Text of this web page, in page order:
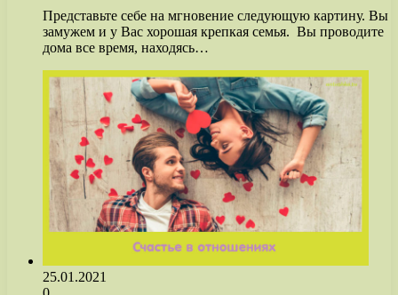
Представьте себе на мгновение следующую картину. Вы
замужем и у Вас хорошая крепкая семья. Вы проводите
дома все время, находясь…
25.01.2021